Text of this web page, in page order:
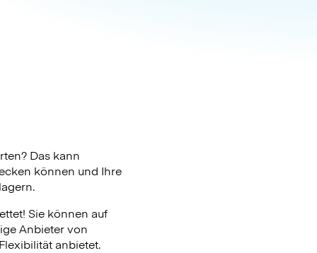
Das kann
können und Ihre
Sie können auf
Anbieter von
anbietet.